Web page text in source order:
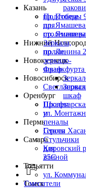
Подстолье
для
столешницы
Зеркала,
полки,
зеркало-
шкаф
шкаф
Шкафы
и
пеналы
Столы
Стульчики
для
ванной
Смесители
Казань
пр. Победы
пр.
пр.
Нижний
пр. Ленина
Новокузнецк
Франкфурта
Новосибирск
Оренбург
ул.
Пермь
Героев
Самара
Кировский
25С
Тольятти
ул.
Томск